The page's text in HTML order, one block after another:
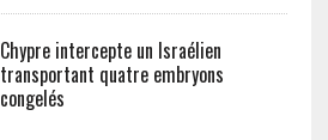
Chypre intercepte un Israélien
transportant quatre embryons
congelés